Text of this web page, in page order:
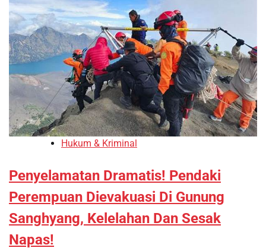
Hukum & Kriminal
Penyelamatan Dramatis! Pendaki
Perempuan Dievakuasi Di Gunung
Sanghyang, Kelelahan Dan Sesak
Napas!